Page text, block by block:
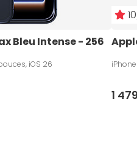
Bleu Intense - 256
iOS 26
1